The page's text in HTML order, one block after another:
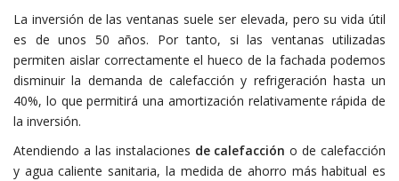
La inversión de las ventanas suele ser elevada, pero su vida útil
es de unos 50 años. Por tanto, si las ventanas utilizadas
permiten aislar correctamente el hueco de la fachada podemos
disminuir la demanda de calefacción y refrigeración hasta un
40%, lo que permitirá una amortización relativamente rápida de
la inversión.
Atendiendo a las instalaciones de calefacción o de calefacción
y agua caliente sanitaria, la medida de ahorro más habitual es